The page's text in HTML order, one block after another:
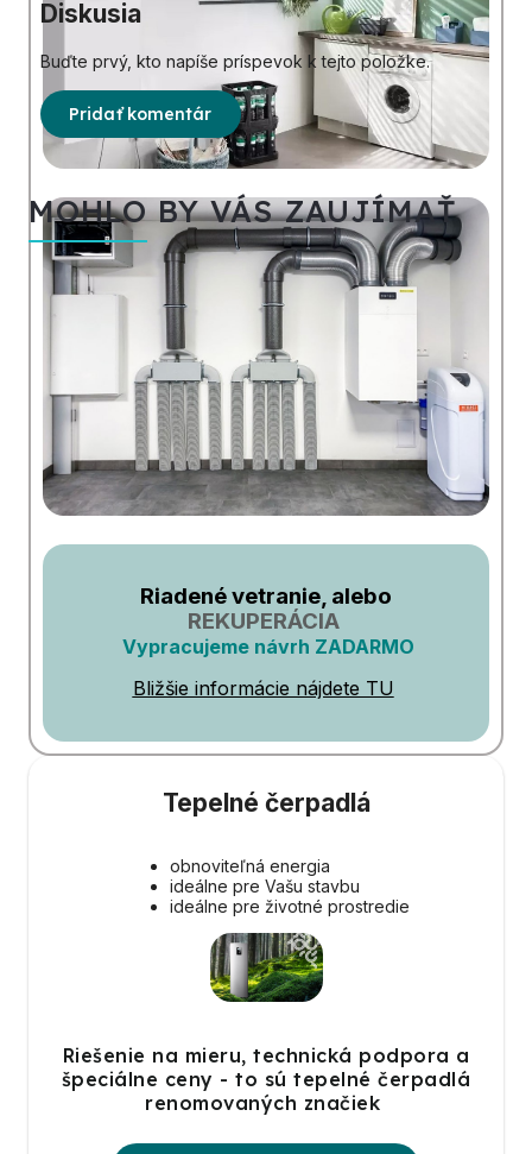
Diskusia
Buďte prvý, kto napíše príspevok k tejto položke.
Pridať komentár
MOHLO BY VÁS ZAUJÍMAŤ
Riadené vetranie, alebo
REKUPERÁCIA
Vypracujeme návrh ZADARMO
Bližšie informácie nájdete TU
Tepelné čerpadlá
obnoviteľná energia
ideálne pre Vašu stavbu
ideálne pre životné prostredie
Riešenie na mieru, technická podpora a
špeciálne ceny - to sú tepelné čerpadlá
renomovaných značiek